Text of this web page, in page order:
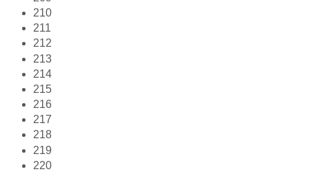
210
211
212
213
214
215
216
217
218
219
220